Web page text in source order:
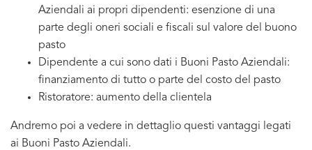
Aziendali ai propri dipendenti: esenzione di una
parte degli oneri sociali e fiscali sul valore del buono
pasto
Dipendente a cui sono dati i Buoni Pasto Aziendali:
finanziamento di tutto o parte del costo del pasto
Ristoratore: aumento della clientela
Andremo poi a vedere in dettaglio questi vantaggi legati
ai Buoni Pasto Aziendali.